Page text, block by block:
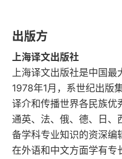
出版方
上海译文出版社
上海译文出版社是中国最
1978年1月，系世纪出版
译介和传播世界各民族优
通英、法、俄、德、日、
备学科专业知识的资深编
在外语和中文方面学有专